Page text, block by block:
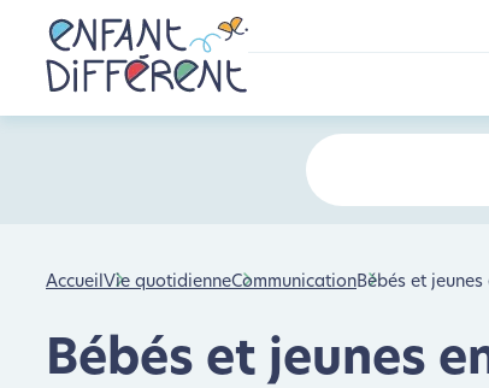
AccueilVie quotidienneCommunicationBébés et
Bébés et jeunes